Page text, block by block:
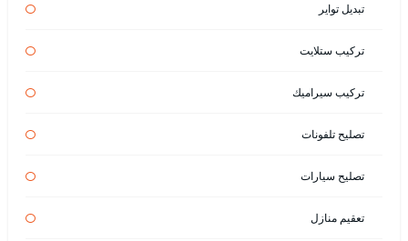
تبديل تواير
تركيب ستلايت
تركيب سيراميك
تصليح تلفونات
تصليح سيارات
تعقيم منازل